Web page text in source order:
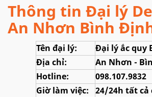
Thông tin Đại lý
An Nhơn Bình
Tên đại lý:
Đại lý ắc quy
Địa chỉ:
An Nhơn -
Hotline:
098.107.9832
Giờ làm việc: 24/24h tất cả